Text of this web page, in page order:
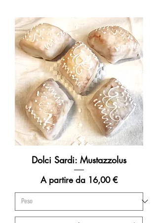
Dolci Sardi: Mustazzolus
A partire da 16,00 €
Prezzo scontato